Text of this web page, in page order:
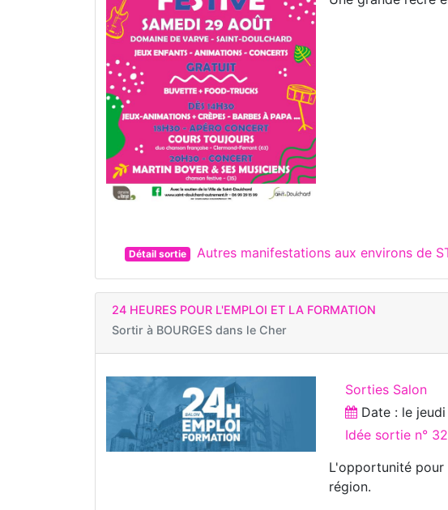
Détail sortie Autres manifestations aux environs de
24 HEURES POUR L'EMPLOI ET LA FORMATION
Sortir à BOURGES dans le Cher
Sorties Salon
Date : le
Idée sortie n°
L'opportunité pour
région.